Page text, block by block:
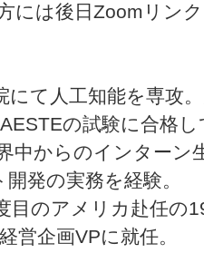
には後日Zoomリン
にて人工知能を専攻
の試験に合格
中からのインターン
発の実務を経験。
目のアメリカ赴任の
営企画VPに就任。